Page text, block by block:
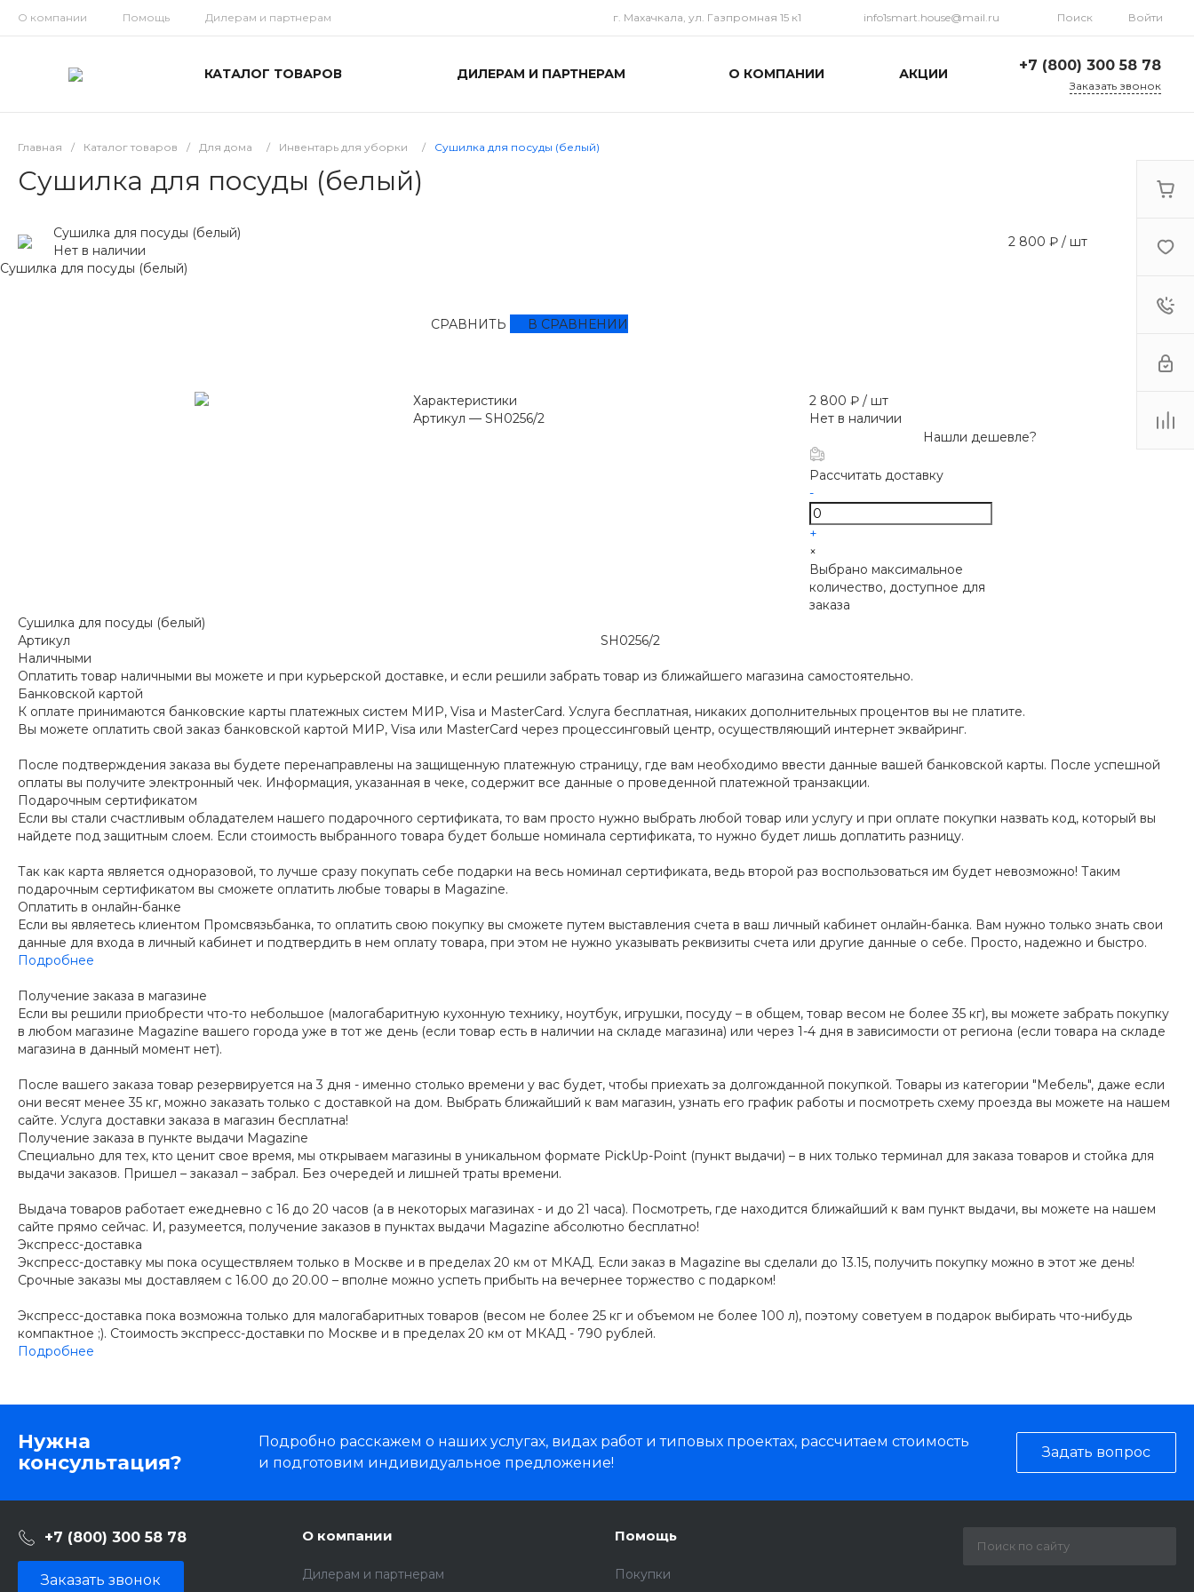
О компании Помощь Дилерам и партнерам г. Махачкала, ул. Газпромная 15 к1 info1smart.house@mail.ru Поиск Войти
КАТАЛОГ ТОВАРОВ ДИЛЕРАМ И ПАРТНЕРАМ О КОМПАНИИ АКЦИИ
+7 (800) 300 58 78
Заказать звонок
Главная / Каталог товаров / Для дома / Инвентарь для уборки / Сушилка для посуды (белый)
Сушилка для посуды (белый)
Сушилка для посуды (белый)
Нет в наличии
2 800 ₽ / шт
Сушилка для посуды (белый)
СРАВНИТЬ В СРАВНЕНИИ
Характеристики
Артикул — SH0256/2
2 800 ₽ / шт
Нет в наличии
Нашли дешевле?
Рассчитать доставку
-
+
×
Выбрано максимальное
количество, доступное для
заказа
Сушилка для посуды (белый)
Артикул
SH0256/2
Наличными
Оплатить товар наличными вы можете и при курьерской доставке, и если решили забрать товар из ближайшего магазина самостоятельно.
Банковской картой
К оплате принимаются банковские карты платежных систем МИР, Visa и MasterCard. Услуга бесплатная, никаких дополнительных процентов вы не платите.
Вы можете оплатить свой заказ банковской картой МИР, Visa или MasterCard через процессинговый центр, осуществляющий интернет эквайринг.
После подтверждения заказа вы будете перенаправлены на защищенную платежную страницу, где вам необходимо ввести данные вашей банковской карты. После успешной
оплаты вы получите электронный чек. Информация, указанная в чеке, содержит все данные о проведенной платежной транзакции.
Подарочным сертификатом
Если вы стали счастливым обладателем нашего подарочного сертификата, то вам просто нужно выбрать любой товар или услугу и при оплате покупки назвать код, который вы
найдете под защитным слоем. Если стоимость выбранного товара будет больше номинала сертификата, то нужно будет лишь доплатить разницу.
Так как карта является одноразовой, то лучше сразу покупать себе подарки на весь номинал сертификата, ведь второй раз воспользоваться им будет невозможно! Таким
подарочным сертификатом вы сможете оплатить любые товары в Magazine.
Оплатить в онлайн-банке
Если вы являетесь клиентом Промсвязьбанка, то оплатить свою покупку вы сможете путем выставления счета в ваш личный кабинет онлайн-банка. Вам нужно только знать свои
данные для входа в личный кабинет и подтвердить в нем оплату товара, при этом не нужно указывать реквизиты счета или другие данные о себе. Просто, надежно и быстро.
Подробнее
Получение заказа в магазине
Если вы решили приобрести что-то небольшое (малогабаритную кухонную технику, ноутбук, игрушки, посуду – в общем, товар весом не более 35 кг), вы можете забрать покупку
в любом магазине Magazine вашего города уже в тот же день (если товар есть в наличии на складе магазина) или через 1-4 дня в зависимости от региона (если товара на складе
магазина в данный момент нет).
После вашего заказа товар резервируется на 3 дня - именно столько времени у вас будет, чтобы приехать за долгожданной покупкой. Товары из категории "Мебель", даже если
они весят менее 35 кг, можно заказать только с доставкой на дом. Выбрать ближайший к вам магазин, узнать его график работы и посмотреть схему проезда вы можете на нашем
сайте. Услуга доставки заказа в магазин бесплатна!
Получение заказа в пункте выдачи Magazine
Специально для тех, кто ценит свое время, мы открываем магазины в уникальном формате PickUp-Point (пункт выдачи) – в них только терминал для заказа товаров и стойка для
выдачи заказов. Пришел – заказал – забрал. Без очередей и лишней траты времени.
Выдача товаров работает ежедневно с 16 до 20 часов (а в некоторых магазинах - и до 21 часа). Посмотреть, где находится ближайший к вам пункт выдачи, вы можете на нашем
сайте прямо сейчас. И, разумеется, получение заказов в пунктах выдачи Magazine абсолютно бесплатно!
Экспресс-доставка
Экспресс-доставку мы пока осуществляем только в Москве и в пределах 20 км от МКАД. Если заказ в Magazine вы сделали до 13.15, получить покупку можно в этот же день!
Срочные заказы мы доставляем с 16.00 до 20.00 – вполне можно успеть прибыть на вечернее торжество с подарком!
Экспресс-доставка пока возможна только для малогабаритных товаров (весом не более 25 кг и объемом не более 100 л), поэтому советуем в подарок выбирать что-нибудь
компактное ;). Стоимость экспресс-доставки по Москве и в пределах 20 км от МКАД - 790 рублей.
Подробнее
Нужна
консультация?
Подробно расскажем о наших услугах, видах работ и типовых проектах, рассчитаем стоимость
и подготовим индивидуальное предложение!
Задать вопрос
+7 (800) 300 58 78
Заказать звонок
О компании
Дилерам и партнерам
Помощь
Покупки